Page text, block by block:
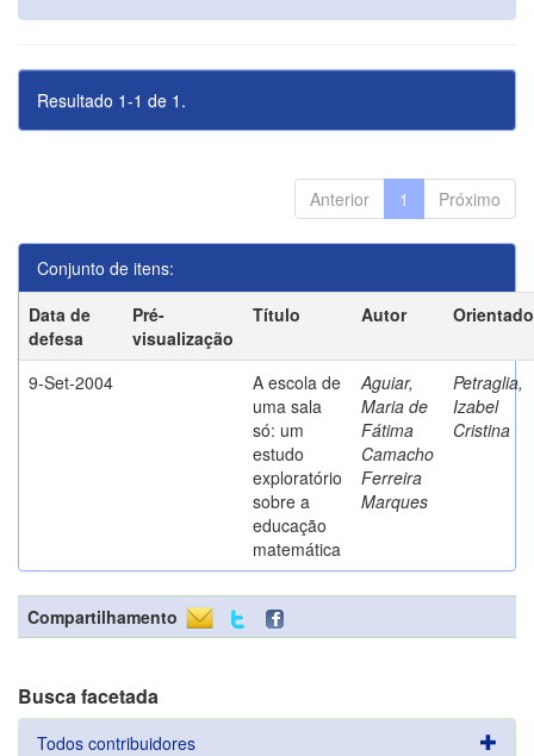
Resultado 1-1 de 1.
Anterior 1 Próximo
Conjunto de itens:
Data de
defesa
Pré-
visualização
Título Autor
9-Set-2004
A escola de
uma sala
só: um
estudo
exploratório
sobre a
educação
matemática
Aguiar,
Maria de
Fátima
Camacho
Ferreira
Marques
Petraglia,
Izabel
Cristina
Compartilhamento
Busca facetada
Todos contribuidores